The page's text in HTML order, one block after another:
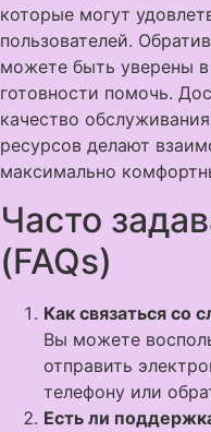
которые могут
пользователей.
можете быть уверены
готовности помочь.
качество
ресурсов делают
максимально
Часто
(FAQs)
Как связаться со
Вы можете
отправить
телефону или
Есть ли